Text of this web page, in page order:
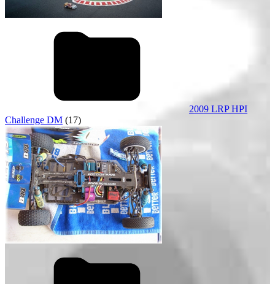
2009 LRP HPI
Challenge DM (17)